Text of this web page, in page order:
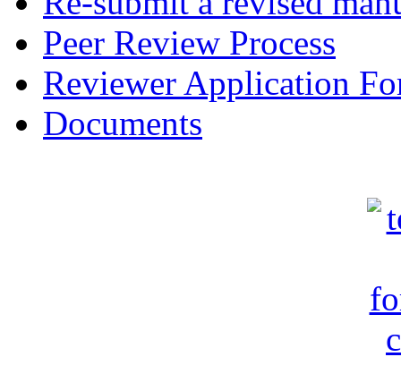
Peer Review Process
Reviewer Application
Documents